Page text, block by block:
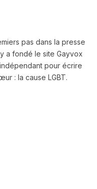
pas dans la presse
a fondé le site Gayvox
pour écrire
: la cause LGBT.